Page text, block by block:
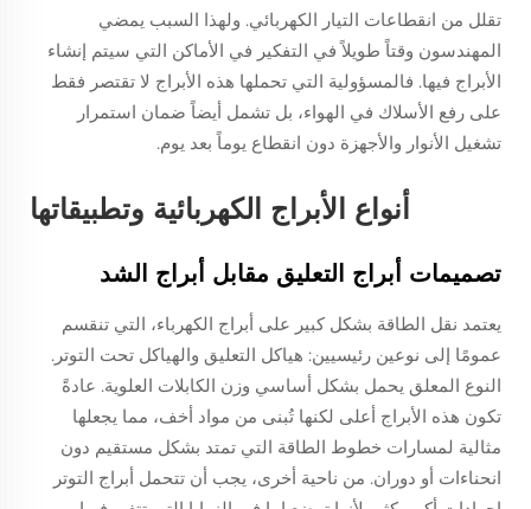
تقلل من انقطاعات التيار الكهربائي. ولهذا السبب يمضي
المهندسون وقتاً طويلاً في التفكير في الأماكن التي سيتم إنشاء
الأبراج فيها. فالمسؤولية التي تحملها هذه الأبراج لا تقتصر فقط
على رفع الأسلاك في الهواء، بل تشمل أيضاً ضمان استمرار
تشغيل الأنوار والأجهزة دون انقطاع يوماً بعد يوم.
أنواع الأبراج الكهربائية وتطبيقاتها
تصميمات أبراج التعليق مقابل أبراج الشد
يعتمد نقل الطاقة بشكل كبير على أبراج الكهرباء، التي تنقسم
عمومًا إلى نوعين رئيسيين: هياكل التعليق والهياكل تحت التوتر.
النوع المعلق يحمل بشكل أساسي وزن الكابلات العلوية. عادةً
تكون هذه الأبراج أعلى لكنها تُبنى من مواد أخف، مما يجعلها
مثالية لمسارات خطوط الطاقة التي تمتد بشكل مستقيم دون
انحناءات أو دوران. من ناحية أخرى، يجب أن تتحمل أبراج التوتر